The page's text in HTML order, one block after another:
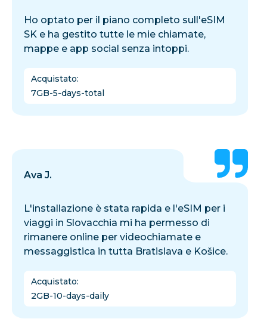
Ho optato per il piano completo sull'eSIM
SK e ha gestito tutte le mie chiamate,
mappe e app social senza intoppi.
Acquistato:
7GB-5-days-total
Ava J.
L'installazione è stata rapida e l'eSIM per i
viaggi in Slovacchia mi ha permesso di
rimanere online per videochiamate e
messaggistica in tutta Bratislava e Košice.
Acquistato:
2GB-10-days-daily